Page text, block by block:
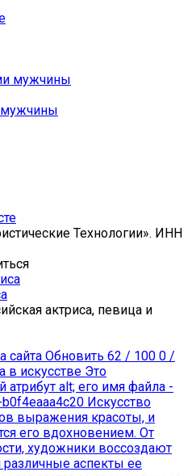
мужчины
Технологии». ИНН
актриса, певица и